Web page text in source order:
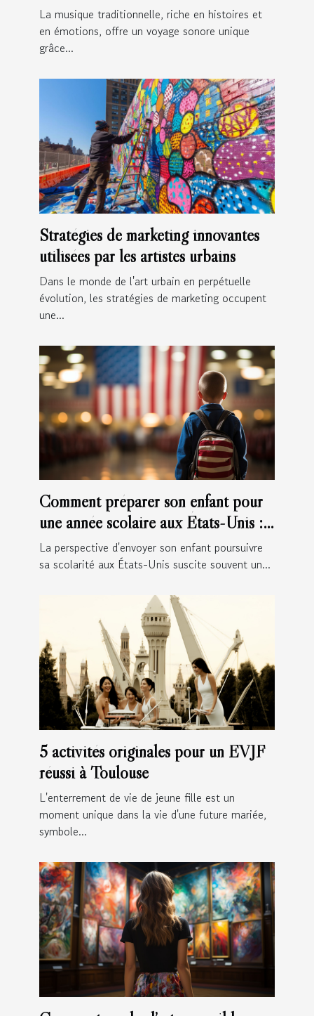
La musique traditionnelle, riche en histoires et
en émotions, offre un voyage sonore unique
grâce...
Stratégies de marketing innovantes
utilisées par les artistes urbains
Dans le monde de l'art urbain en perpétuelle
évolution, les stratégies de marketing occupent
une...
Comment préparer son enfant pour
une année scolaire aux États-Unis :
conseils et démarches
La perspective d'envoyer son enfant poursuivre
sa scolarité aux États-Unis suscite souvent un...
5 activités originales pour un EVJF
réussi à Toulouse
L'enterrement de vie de jeune fille est un
moment unique dans la vie d'une future mariée,
symbole...